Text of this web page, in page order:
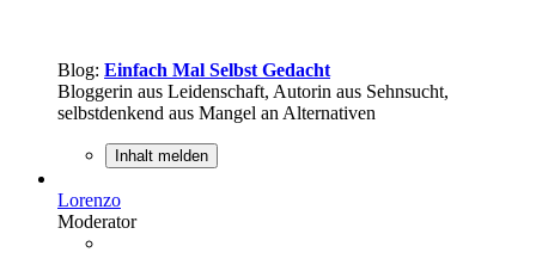
Blog: Einfach Mal Selbst Gedacht
Bloggerin aus Leidenschaft, Autorin aus Sehnsucht,
selbstdenkend aus Mangel an Alternativen
Inhalt melden
Lorenzo
Moderator